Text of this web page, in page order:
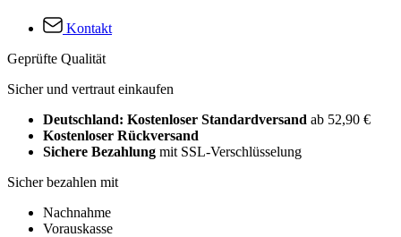
Kontakt
Geprüfte Qualität
Sicher und vertraut einkaufen
Deutschland: Kostenloser Standardversand ab 52,90 €
Kostenloser Rückversand
Sichere Bezahlung mit SSL-Verschlüsselung
Sicher bezahlen mit
Nachnahme
Vorauskasse